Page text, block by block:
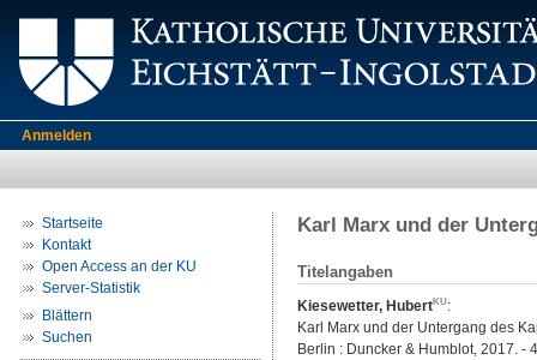
Anmelden
Startseite
Kontakt
Open Access an der KU
Server-Statistik
Blättern
Suchen
Karl Marx und der
Titelangaben
Kiesewetter, Hubert
:
Karl Marx und der Untergang des
Berlin : Duncker & Humblot, 2017. -